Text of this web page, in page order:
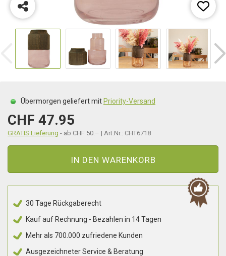
Übermorgen geliefert mit Priority-Versand
CHF 47.95
GRATIS Lieferung - ab CHF 50.– | Art.Nr.: CHT6718
IN DEN WARENKORB
30 Tage Rückgaberecht
Kauf auf Rechnung - Bezahlen in 14 Tagen
Mehr als 700.000 zufriedene Kunden
Ausgezeichneter Service & Beratung